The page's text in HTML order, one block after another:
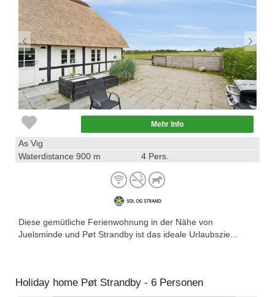
Mehr Info
As Vig
Waterdistance 900 m
4 Pers.
Diese gemütliche Ferienwohnung in der Nähe von
Juelsminde und Pøt Strandby ist das ideale Urlaubszie...
Holiday home Pøt Strandby - 6 Personen